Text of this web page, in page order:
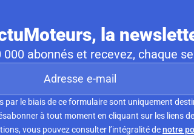
la
000 abonnés et recevez, chaque
par le biais de ce formulaire sont uniquement
à tout moment en cliquant sur les liens
vous pouvez consulter l’intégralité denotre